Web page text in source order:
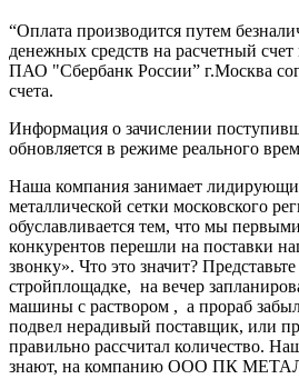
“Оплата производится путем
денежных средств на расчетный
ПАО "Сбербанк России” г.Москва
счета.
Информация о зачислении
обновляется в режиме реального
Наша компания занимает
металлической сетки московского
обуславливается тем, что мы
конкурентов перешли на поставки
звонку». Что это значит?
стройплощадке, на вечер
машины с раствором , а прораб забыл
подвел нерадивый поставщик, или
правильно рассчитал количество.
знают, на компанию ООО ПК